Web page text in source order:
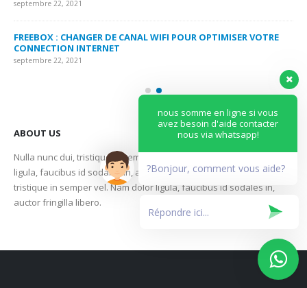
septembre 22, 2021
FREEBOX : CHANGER DE CANAL WIFI POUR OPTIMISER VOTRE
CONNECTION INTERNET
septembre 22, 2021
ABOUT US
Nulla nunc dui, tristique in semper vel, congue sed ligula. Nam dolor
ligula, faucibus id sodales in, auctor fringilla libero. Nulla nunc dui,
tristique in semper vel. Nam dolor ligula, faucibus id sodales in,
auctor fringilla libero.
nous somme en ligne si vous
avez besoin d'aide contacter
nous via whatsapp!
?Bonjour, comment vous aide?